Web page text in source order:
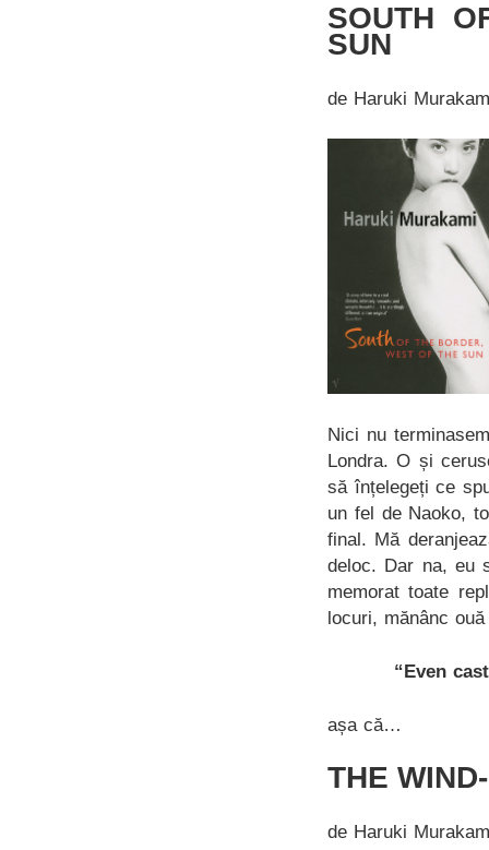
SOUTH
SUN
de Haruki
Nici nu
Londra. O și
să înțelegeți ce
un fel de Naoko,
final. Mă
deloc. Dar na, eu
memorat toate
locuri, mănânc
“Even
așa că…
THE
de Haruki